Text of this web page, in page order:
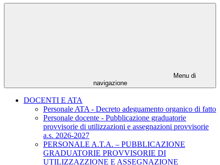
Menu di
navigazione
DOCENTI E ATA
Personale ATA - Decreto adeguamento organico di fatto
Personale docente - Pubblicazione graduatorie
provvisorie di utilizzazioni e assegnazioni provvisorie
a.s. 2026-2027
PERSONALE A.T.A. – PUBBLICAZIONE
GRADUATORIE PROVVISORIE DI
UTILIZZAZZIONE E ASSEGNAZIONE